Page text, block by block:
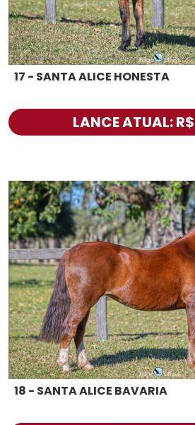
17 - SANTA ALICE HONESTA
LANCE ATUAL:
18 - SANTA ALICE BAVARIA